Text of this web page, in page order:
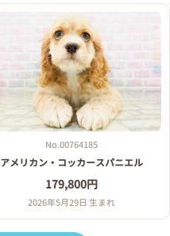
No.00764185
アメリカン・コッカースパニエル
179,800円
2026年5月29日 生まれ